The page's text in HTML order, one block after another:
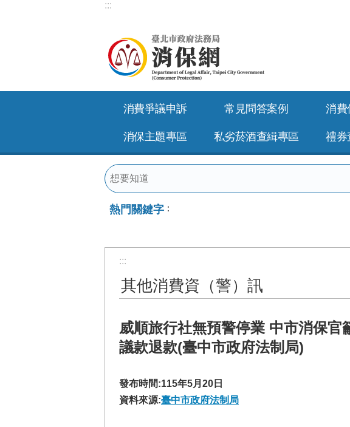
:::
消費爭議申訴 常見問答案例 消費
消保主題專區 私劣菸酒查緝專區 禮券
熱門關鍵字
:::
其他消費資（警）訊
威順旅行社無預警停業 中市消保
議款退款(臺中市政府法制局)
發布時間:115年5月20日
資料來源:臺中市政府法制局